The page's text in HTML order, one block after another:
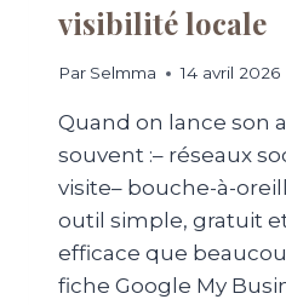
visibilité locale
Par Selmma 14 avril 2026
Quand on lance son
souvent :– réseaux
visite– bouche-à-
outil simple, gratuit
efficace que
fiche Google My